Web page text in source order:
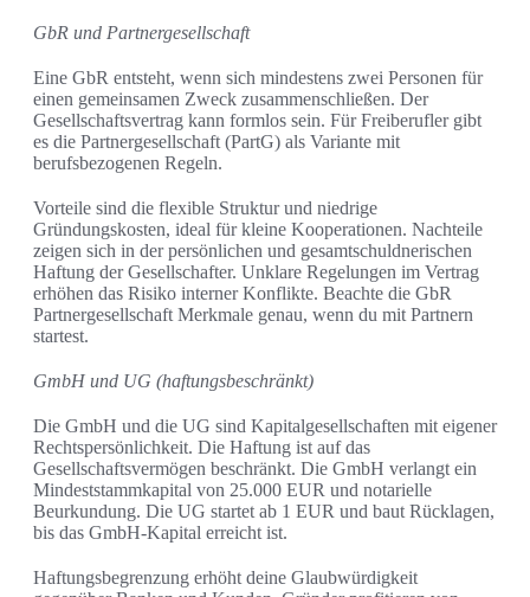
GbR und Partnergesellschaft
Eine GbR entsteht, wenn sich mindestens zwei Personen für
einen gemeinsamen Zweck zusammenschließen. Der
Gesellschaftsvertrag kann formlos sein. Für Freiberufler gibt
es die Partnergesellschaft (PartG) als Variante mit
berufsbezogenen Regeln.
Vorteile sind die flexible Struktur und niedrige
Gründungskosten, ideal für kleine Kooperationen. Nachteile
zeigen sich in der persönlichen und gesamtschuldnerischen
Haftung der Gesellschafter. Unklare Regelungen im Vertrag
erhöhen das Risiko interner Konflikte. Beachte die GbR
Partnergesellschaft Merkmale genau, wenn du mit Partnern
startest.
GmbH und UG (haftungsbeschränkt)
Die GmbH und die UG sind Kapitalgesellschaften mit eigener
Rechtspersönlichkeit. Die Haftung ist auf das
Gesellschaftsvermögen beschränkt. Die GmbH verlangt ein
Mindeststammkapital von 25.000 EUR und notarielle
Beurkundung. Die UG startet ab 1 EUR und baut Rücklagen,
bis das GmbH-Kapital erreicht ist.
Haftungsbegrenzung erhöht deine Glaubwürdigkeit